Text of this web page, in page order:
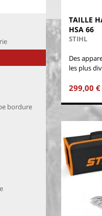
bordure
TAILLE
HSA 66
STIHL
Des
les plus
299,00 €